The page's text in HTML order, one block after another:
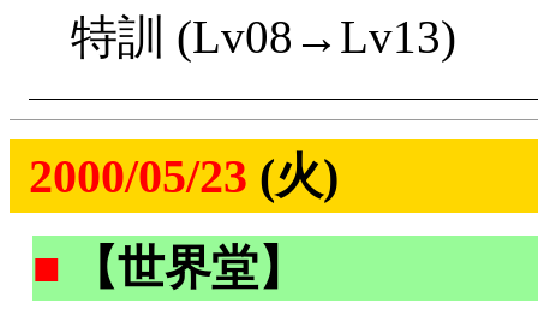
特訓 (Lv08→Lv13)
2000/05/23 (火)
■
【世界堂】